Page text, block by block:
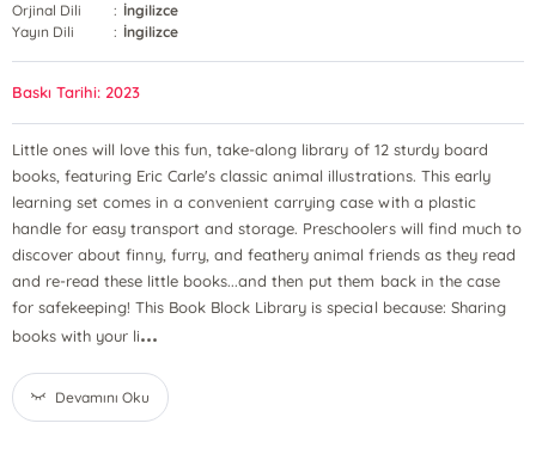
Orjinal Dili
: İngilizce
Yayın Dili
: İngilizce
Baskı Tarihi: 2023
Little ones will love this fun, take-along library of 12 sturdy board
books, featuring Eric Carle's classic animal illustrations. This early
learning set comes in a convenient carrying case with a plastic
handle for easy transport and storage. Preschoolers will find much to
discover about finny, furry, and feathery animal friends as they read
and re-read these little books...and then put them back in the case
for safekeeping! This Book Block Library is special because: Sharing
books with your li...
Devamını Oku